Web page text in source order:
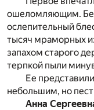
ошеломляющим.
ослепительный
тысяч мраморных
запахом старого
терпкой пыли
Ее
небольшим, но
Анна